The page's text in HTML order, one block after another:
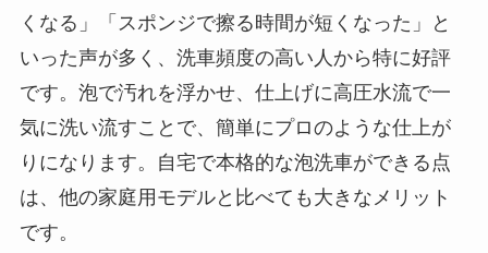
くなる」「スポンジで擦る時間が短くなった」と
いった声が多く、洗車頻度の高い人から特に好評
です。泡で汚れを浮かせ、仕上げに高圧水流で一
気に洗い流すことで、簡単にプロのような仕上が
りになります。自宅で本格的な泡洗車ができる点
は、他の家庭用モデルと比べても大きなメリット
です。